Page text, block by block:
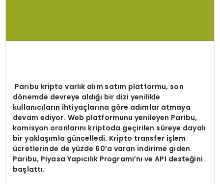
Paribu kripto varlık alım satım platformu, son
dönemde devreye aldığı bir dizi yenilikle
kullanıcıların ihtiyaçlarına göre adımlar atmaya
devam ediyor. Web platformunu yenileyen Paribu,
komisyon oranlarını kriptoda geçirilen süreye dayalı
bir yaklaşımla güncelledi. Kripto transfer işlem
ücretlerinde de yüzde 60’a varan indirime giden
Paribu, Piyasa Yapıcılık Programı’nıve API desteğini
başlattı.